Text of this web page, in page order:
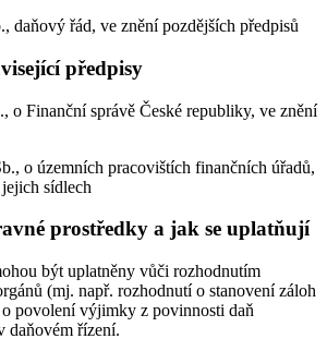
daňový řád, ve znění pozdějších předpisů
předpisy
o Finanční správě České republiky, ve znění
o územních pracovištích finančních úřadů,
sídlech
prostředky a jak se uplatňují
být uplatněny vůči rozhodnutím
(mj. např. rozhodnutí o stanovení záloh
povolení výjimky z povinnosti daň
daňovém řízení.